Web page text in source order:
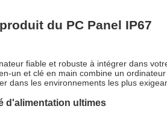
du PC Panel IP67
fiable et robuste à intégrer dans
un et clé en main combine un
dans les environnements les plus
d'alimentation ultimes